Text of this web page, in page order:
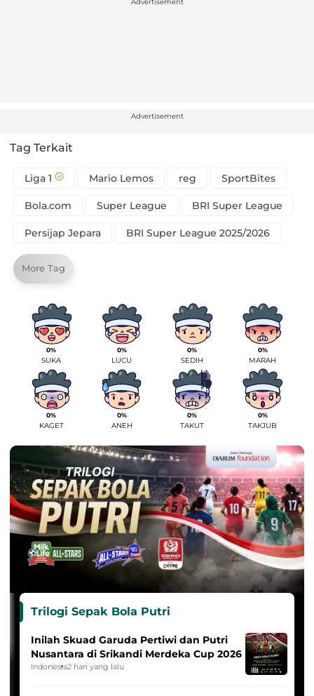
Advertisement
Advertisement
Tag Terkait
Liga 1 Mario Lemos reg SportBites
Bola.com Super League BRI Super League
Persijap Jepara BRI Super League 2025/2026
More Tag
0%
SUKA
0%
LUCU
0%
SEDIH
0%
MARAH
0%
KAGET
0%
ANEH
0%
TAKUT
0%
TAKJUB
Trilogi Sepak Bola Putri
Inilah Skuad Garuda Pertiwi dan Putri
Nusantara di Srikandi Merdeka Cup 2026
Indonesia2 hari yang lalu